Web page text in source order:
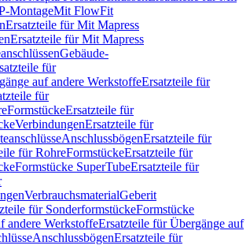
MontageMit FlowFit
Ersatzteile für Mit Mapress
Ersatzteile für Mit Mapress
Gebäude-
für
auf andere WerkstoffeErsatzteile für
für
FormstückeErsatzteile für
VerbindungenErsatzteile für
AnschlussbögenErsatzteile für
für RohreFormstückeErsatzteile für
Formstücke SuperTubeErsatzteile für
VerbrauchsmaterialGeberit
für SonderformstückeFormstücke
andere WerkstoffeErsatzteile für Übergänge auf
AnschlussbögenErsatzteile für